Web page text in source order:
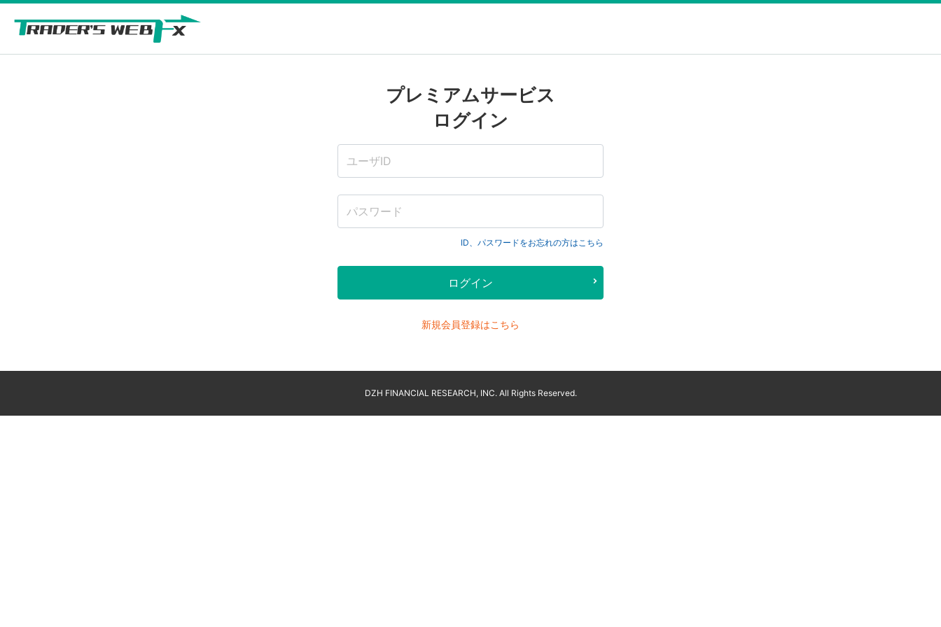
プレミアムサービス
ログイン
ID、パスワードをお忘れの方はこちら
新規会員登録はこちら
DZH FINANCIAL RESEARCH, INC. All Rights Reserved.